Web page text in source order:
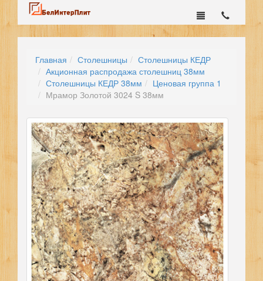
Главная Столешницы
Столешницы КЕДР
Акционная распродажа столешниц 38мм
Столешницы КЕДР 38мм
Ценовая группа 1
Мрамор Золотой 3024 S 38мм